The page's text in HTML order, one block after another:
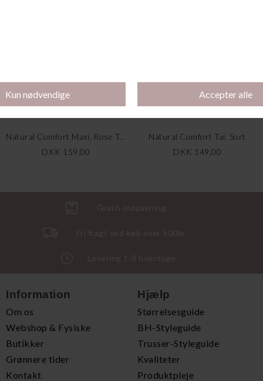
Natural Comfort Maxi, Rose Teint
DKK 159,00
Natural Comfort Tai, Sort
DKK 149,00
Gratis indpakning
Fri fragt ved køb over 500kr.
Levering 1-3 hverdage
Information
Om os
Webshop & Fysiske
Butikker
Grønnere tider
Kontakt
Hjælp
Størrelsesguide
BH-Styleguide
Trusser-Styleguide
Kvaliteter
Produktpleje